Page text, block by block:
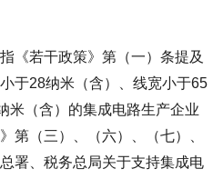
《若干政策》第（一）条提及
于28纳米（含）、线宽小于65
米（含）的集成电路生产企业
第（三）、（六）、（七）、
署、税务总局关于支持集成电